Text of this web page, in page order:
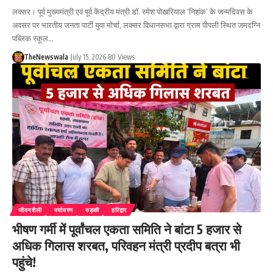
लक्सर। पूर्व मुख्यमंत्री एवं पूर्व केंद्रीय मंत्री डॉ. रमेश पोखरियाल ‘निशंक’ के जन्मदिवस के
अवसर पर भारतीय जनता पार्टी युवा मोर्चा, लक्सर विधानसभा द्वारा ग्राम पीपली स्थित जमदग्नि
पब्लिक स्कूल…
TheNewswala July 15, 2026 80 Views
जीवनशैली पर्यावरण रुड़की हरिद्वार
भीषण गर्मी में पूर्वांचल एकता समिति ने बांटा 5 हजार से
अधिक गिलास शरबत, परिवहन मंत्री प्रदीप बत्रा भी
पहुंचे!